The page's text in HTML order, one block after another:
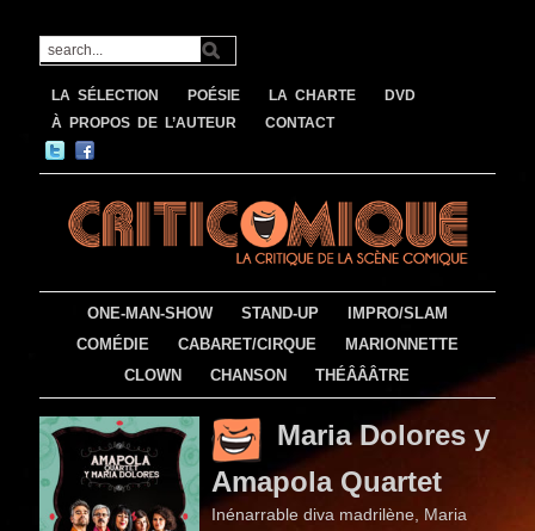
LA SÉLECTION POÉSIE LA CHARTE
DVD
À PROPOS DE L’AUTEUR
CONTACT
ONE-MAN-SHOW STAND-UP
IMPRO/SLAM
COMÉDIE
CABARET/CIRQUE
MARIONNETTE
CLOWN
CHANSON THÉÂÂÂTRE
Maria Dolores y
Amapola Quartet
Inénarrable diva madrilène, Maria